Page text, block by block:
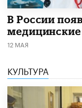
В России
медицинские
12 МАЯ
КУЛЬТУРА